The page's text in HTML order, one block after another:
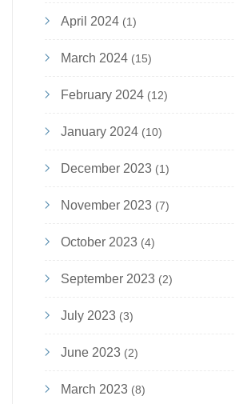
April 2024 (1)
March 2024 (15)
February 2024 (12)
January 2024 (10)
December 2023 (1)
November 2023 (7)
October 2023 (4)
September 2023 (2)
July 2023 (3)
June 2023 (2)
March 2023 (8)